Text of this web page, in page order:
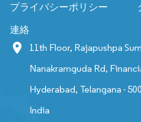
プライバシーポリシー
連絡
11th Floor, Rajapushpa
Nanakramguda Rd,
Hyderabad, Telangana -
India